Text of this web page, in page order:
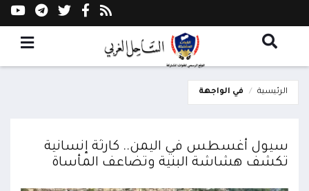
الرئيسية في الواجهة
سيول أغسطس في اليمن.. كارثة إنسانية
تكشف هشاشة البنية وتضاعف المأساة